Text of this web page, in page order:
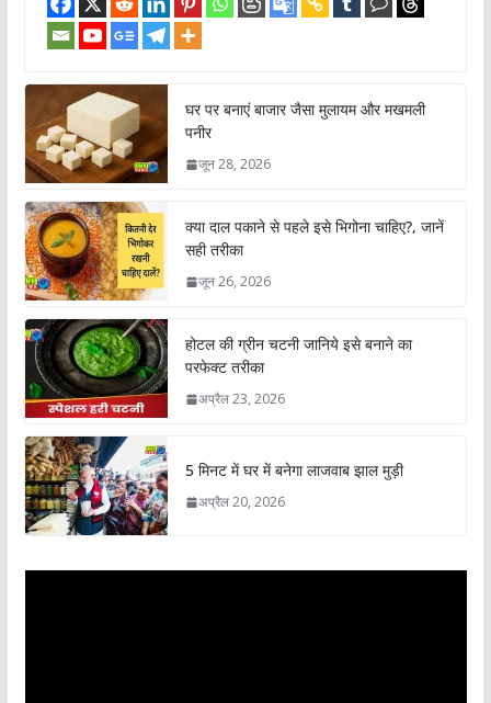
घर पर बनाएं बाजार जैसा मुलायम और मखमली
पनीर
जून 28, 2026
क्या दाल पकाने से पहले इसे भिगोना चाहिए?, जानें
सही तरीका
जून 26, 2026
होटल की ग्रीन चटनी जानिये इसे बनाने का
परफेक्ट तरीका
अप्रैल 23, 2026
5 मिनट में घर में बनेगा लाजवाब झाल मुड़ी
अप्रैल 20, 2026